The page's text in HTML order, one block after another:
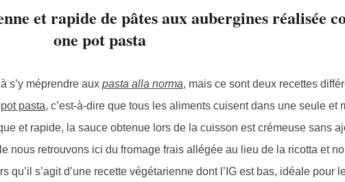
et rapide de pâtes aux aubergines réalisée
one pot pasta
s’y méprendre aux pasta alla norma, mais ce sont deux recettes
pasta, c’est-à-dire que tous les aliments cuisent dans une seule et
et rapide, la sauce obtenue lors de la cuisson est crémeuse sans
nous retrouvons ici du fromage frais allégée au lieu de la ricotta et
qu’il s’agit d’une recette végétarienne dont l’IG est bas, idéale pour